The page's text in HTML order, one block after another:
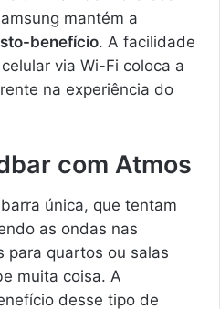
mantém a
benefício. A facilidade
via Wi-Fi coloca a
na experiência do
com Atmos
única, que tentam
as ondas nas
para quartos ou salas
muita coisa. A
desse tipo de